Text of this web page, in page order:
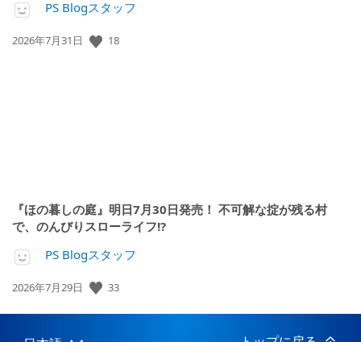
PS Blogスタッフ
公
2026年7月31日 18
『ほの暮しの庭』明日7月30日発売！ 不可解な掟が残る村
で、のんびりスローライフ!?
PS Blogスタッフ
公
日:
2026年7月29日 33